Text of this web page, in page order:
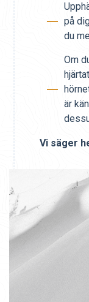
på
du
Om
är
Vi säger